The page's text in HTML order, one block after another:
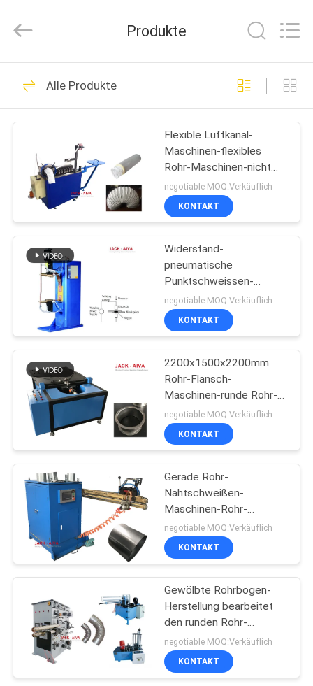
HAUSE
PRODUKTE
ÜBER
WERKSBESICHTIGUNG
QUALITÄTSKONTROLLE
KONTAKT
MIT
UNS
NEUIGKEITEN
BITTE UM
EIN
ANGEBOT
SITEMAP
PRIVACY
POLICY
MACHINERY
Rights
Maschinen für die
Rohrleitung
14
HVAC-
12
Maschinen und
Apparate für die
Herstellung von
Schraubmaschinen
Posten-Spannrohr-
Maschine
13
Produkte
Alle Produkte
Flexible Luftkanal-
Maschinen-flexibles
Rohr-Maschinen-nicht
Gewebe
negotiable MOQ:Verkäuflich
KONTAKT
Widerstand-
pneumatische
Punktschweissen-
Maschinen-Blechtafel-
Maschinerie DN-Reihe
negotiable MOQ:Verkäuflich
KONTAKT
2200x1500x2200mm
Rohr-Flansch-
Maschinen-runde Rohr-
Installations-Maschine
negotiable MOQ:Verkäuflich
KONTAKT
Gerade Rohr-
Nahtschweißen-
Maschinen-Rohr-
Herstellungs-Maschine
negotiable MOQ:Verkäuflich
KONTAKT
Gewölbte Rohrbogen-
Herstellung bearbeitet
den runden Rohr-
Ellbogen maschinell, der
Maschine kaltes
gebildetes Stahlblech
negotiable MOQ:Verkäuflich
KONTAKT